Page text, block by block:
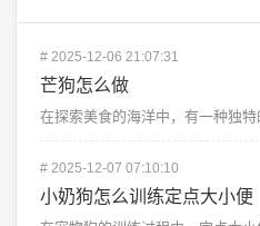
# 2025-12-06 21:07:31
芒狗怎么做
# 2025-12-07 07:10:10
小奶狗怎么训练定点大小便